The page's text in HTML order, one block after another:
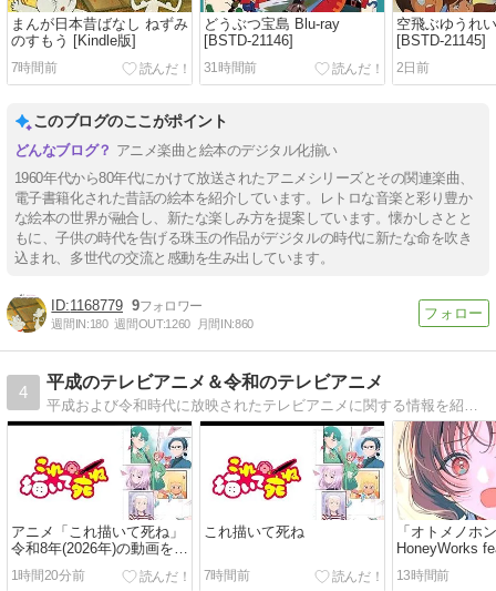
まんが日本昔ばなし ねずみ
のすもう [Kindle版]
7時間前
どうぶつ宝島 Blu-ray
[BSTD-21146]
31時間前
空飛ぶゆうれ
[BSTD-21145]
2日前
このブログのここがポイント
アニメ楽曲と絵本のデジタル化揃い
1960年代から80年代にかけて放送されたアニメシリーズとその関連楽曲、
電子書籍化された昔話の絵本を紹介しています。レトロな音楽と彩り豊か
な絵本の世界が融合し、新たな楽しみ方を提案しています。懐かしさとと
もに、子供の時代を告げる珠玉の作品がデジタルの時代に新たな命を吹き
込まれ、多世代の交流と感動を生み出しています。
1168779 9
週間IN:180 週間OUT:1260 月間IN:860
4
平成のテレビアニメ＆令和のテレビアニメ
平成および令和時代に放映されたテレビアニメに関する情報を紹介していくブログです。
アニメ「これ描いて死ね」
令和8年(2026年)の動画を
Amazon Prime Videoで視
聴する
1時間20分前
これ描いて死ね
7時間前
「オトメノホ
HoneyWorks
リリィ [MP3]
獣キャラメリ
13時間前